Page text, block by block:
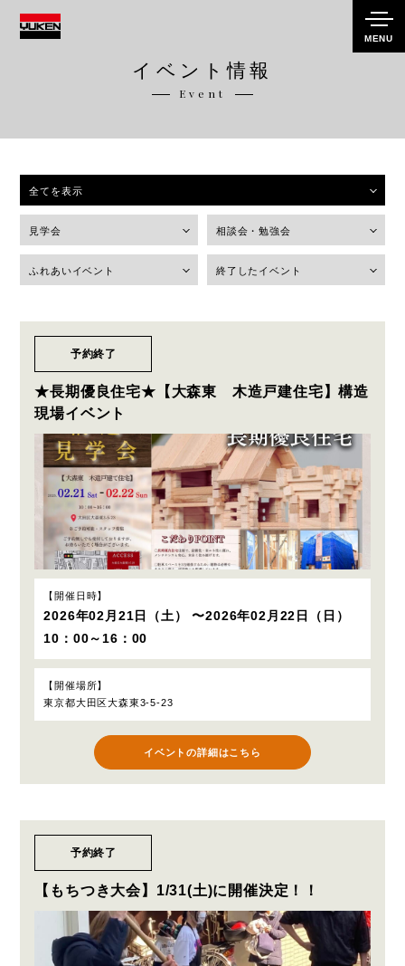
MENU
イベント情報
Event
全てを表示
見学会 相談会・勉強会
ふれあいイベント 終了したイベント
予約終了
★長期優良住宅★【大森東 木造戸建住宅】構造
現場イベント
開催日時
2026年02月21日（土） 〜2026年02月22日（日）
10：00～16：00
開催場所
東京都大田区大森東3-5-23
イベントの詳細はこちら
予約終了
【もちつき大会】1/31(土)に開催決定！！